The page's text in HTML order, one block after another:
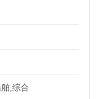
,综合